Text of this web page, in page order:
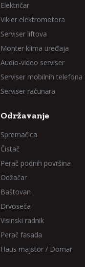
Električar
Vikler elektromotora
Serviser liftova
Monter klima uređaja
Audio-video serviser
Serviser mobilnih telefona
Serviser računara
Održavanje
Spremačica
Čistač
Perač podnih površina
Odžačar
Baštovan
Drvoseča
Visinski radnik
Perač fasada
Haus majstor / Domar